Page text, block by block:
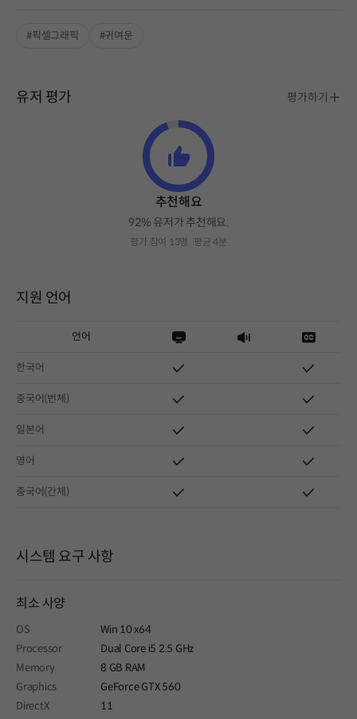
#픽셀그래픽 #귀여운
유저 평가 평가하기
추천해요
92% 유저가 추천해요.
평가 참여 13명 평균 4분
지원 언어
언어
한국어
중국어(번체)
일본어
영어
중국어(간체)
시스템 요구 사항
최소 사양
OS
Win 10 x64
Processor
Dual Core i5 2.5 GHz
Memory
8 GB RAM
Graphics
GeForce GTX 560
DirectX
11